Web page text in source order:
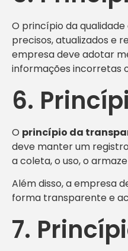
O princípio da
precisos, atualizados e
empresa deve adotar
informações incorretas
6.
O princípio da
deve manter um
a coleta, o uso, o
Além disso, a empresa
forma transparente e
7.